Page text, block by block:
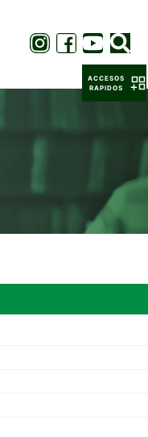
ACCESOS
RAPIDOS